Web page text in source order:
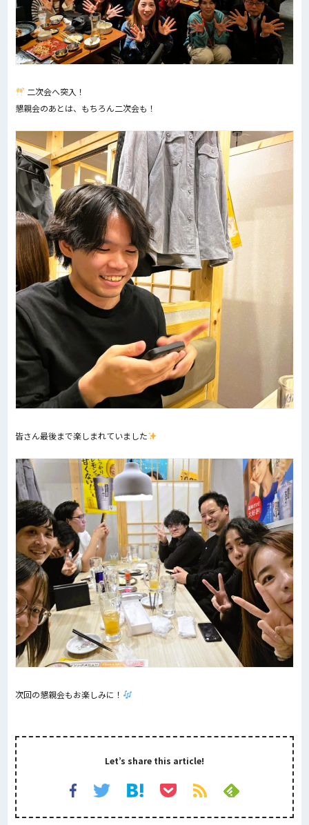
二次会へ突入！
懇親会のあとは、もちろん二次会も！
皆さん最後まで楽しまれていました
次回の懇親会もお楽しみに！
Let’s share this article!